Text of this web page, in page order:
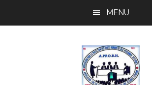
MENU